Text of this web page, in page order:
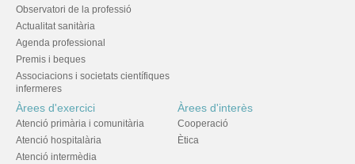
Observatori de la professió
Actualitat sanitària
Agenda professional
Premis i beques
Associacions i societats científiques
infermeres
Àrees d'exercici
Atenció primària i comunitària
Atenció hospitalària
Atenció intermèdia
Àrees d'interès
Cooperació
Ètica